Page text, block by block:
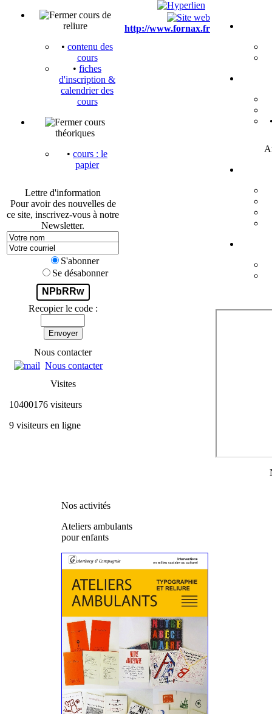
cours de
reliure
• contenu des
cours
• fiches
d'inscription &
calendrier des
cours
cours
théoriques
• cours : le
papier
Lettre d'information
Pour avoir des nouvelles de
ce site, inscrivez-vous à notre
Newsletter.
S'abonner
Se désabonner
NPbRRw
Recopier le code :
Envoyer
Nous contacter
Nous contacter
Visites
10400176 visiteurs
9 visiteurs en ligne
http://www.fornax.fr
Nos activités
Ateliers ambulants
pour enfants